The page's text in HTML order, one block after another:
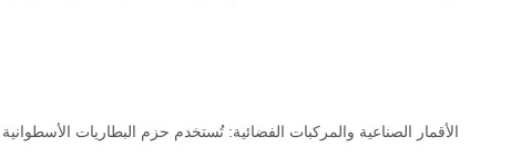
الأقمار الصناعية والمركبات الفضائية: تُستخدم حزم البطاريات